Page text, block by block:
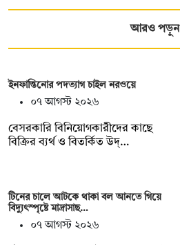
আরও পড়ুন
ইনফান্তিনোর পদত্যাগ চাইল নরওয়ে
০৭ আগস্ট ২০২৬
বেসরকারি বিনিয়োগকারীদের কাছে
বিক্রির ব্যর্থ ও বিতর্কিত উদ্…
টিনের চালে আটকে থাকা বল আনতে গিয়ে
বিদ্যুৎস্পৃষ্টে মাদ্রাসাছ…
০৭ আগস্ট ২০২৬